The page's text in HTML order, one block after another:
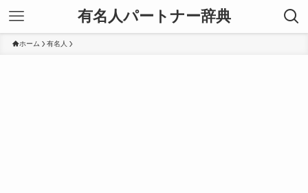
有名人パートナー辞典
ホーム 有名人